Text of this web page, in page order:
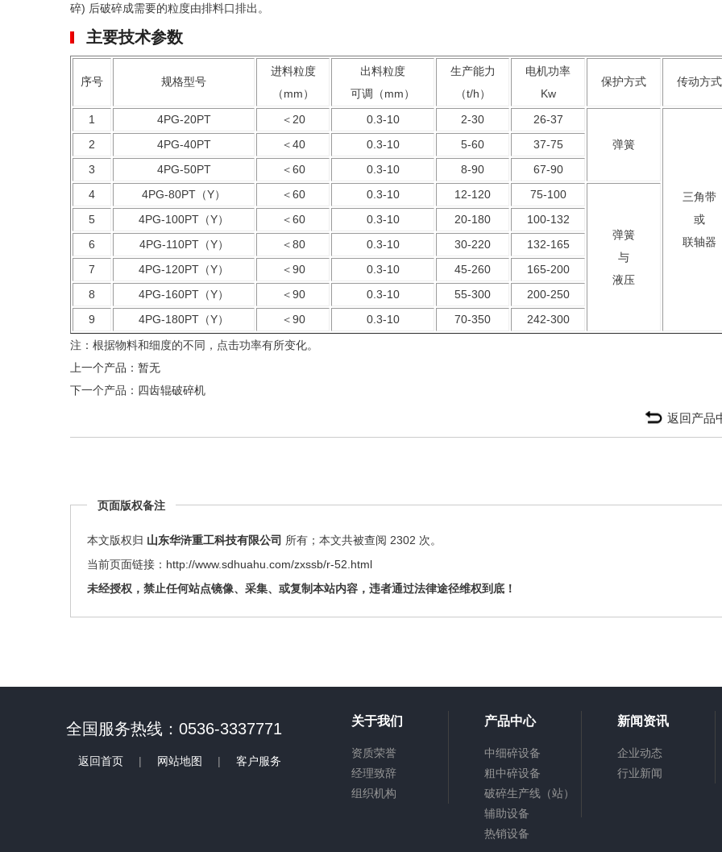
碎) 后破碎成需要的粒度由排料口排出。
主要技术参数
序号 规格型号
进料粒度
（mm）
出料粒度
可调（mm）
生产能力
（t/h）
电机功率
Kw
保护方式 传动方式
1 4PG-20PT ＜20 0.3-10 2-30
26-37
弹簧
三角带
或
联轴器
2 4PG-40PT ＜40 0.3-10 5-60
37-75
3
4PG-50PT ＜60 0.3-10 8-90
67-90
4
4PG-80PT（Y） ＜60 0.3-10 12-120 75-100
弹簧
与
液压
5 4PG-100PT（Y） ＜60 0.3-10 20-180
100-132
6
4PG-110PT（Y） ＜80 0.3-10 30-220
132-165
7
4PG-120PT（Y） ＜90 0.3-10 45-260
165-200
8
4PG-160PT（Y） ＜90 0.3-10 55-300
200-250
9
4PG-180PT（Y） ＜90 0.3-10 70-350
242-300
注：根据物料和细度的不同，点击功率有所变化。
上一个产品：暂无
下一个产品： 四齿辊破碎机
返回产品
页面版权备注
本文版权归 山东华浒重工科技有限公司 所有；本文共被查阅 2302 次。
当前页面链接： http://www.sdhuahu.com/zxssb/r-52.html
未经授权，禁止任何站点镜像、采集、或复制本站内容，违者通过法律途径维权到底！
全国服务热线：0536-3337771
返回首页 | 网站地图 | 客户服务
关于我们
资质荣誉
经理致辞
组织机构
产品中心
中细碎设备
粗中碎设备
破碎生产线（站）
辅助设备
热销设备
新闻资讯
企业动态
行业新闻